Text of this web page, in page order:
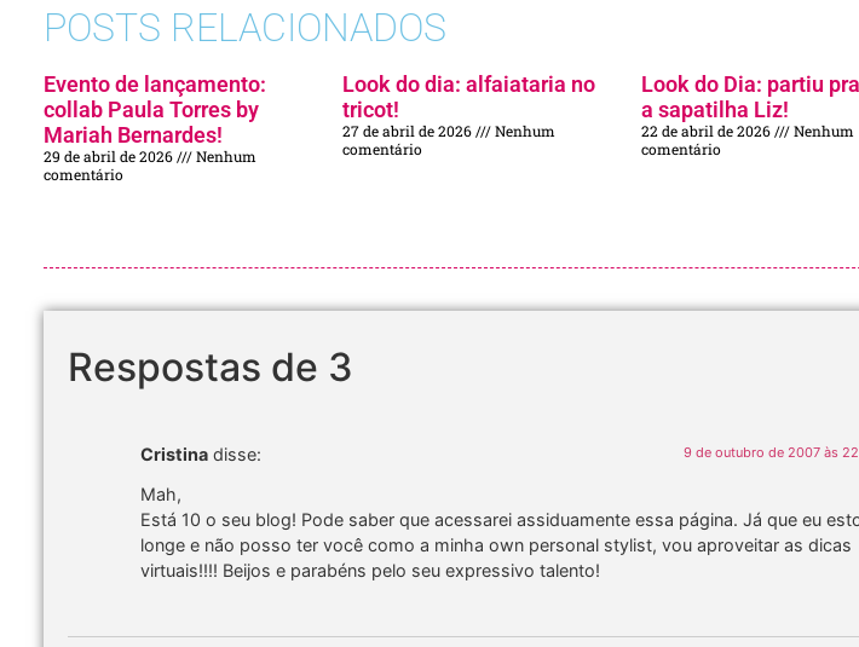
POSTS RELACIONADOS
Evento de lançamento:
collab Paula Torres by
Mariah Bernardes!
29 de abril de 2026
Nenhum
comentário
Look do dia: alfaiataria no
tricot!
27 de abril de 2026
Nenhum
comentário
Look do Dia: partiu
a sapatilha Liz!
22 de abril de 2026
Nenhum
comentário
Respostas de 3
Cristina disse: 9 de outubro de 2007 às
Mah,
Está 10 o seu blog! Pode saber que acessarei assiduamente essa página. Já que eu
longe e não posso ter você como a minha own personal stylist, vou aproveitar as dicas
virtuais!!!! Beijos e parabéns pelo seu expressivo talento!